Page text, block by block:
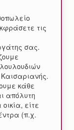
τις
σας.
κάθε
απόλυτη
είτε
(π.χ.